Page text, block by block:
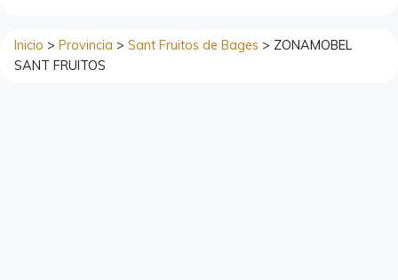
Inicio > Provincia > Sant Fruitos de Bages > ZONAMOBEL
SANT FRUITOS